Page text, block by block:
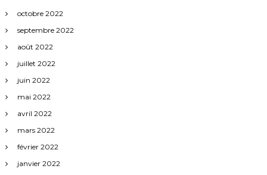
octobre 2022
septembre 2022
août 2022
juillet 2022
juin 2022
mai 2022
avril 2022
mars 2022
février 2022
janvier 2022